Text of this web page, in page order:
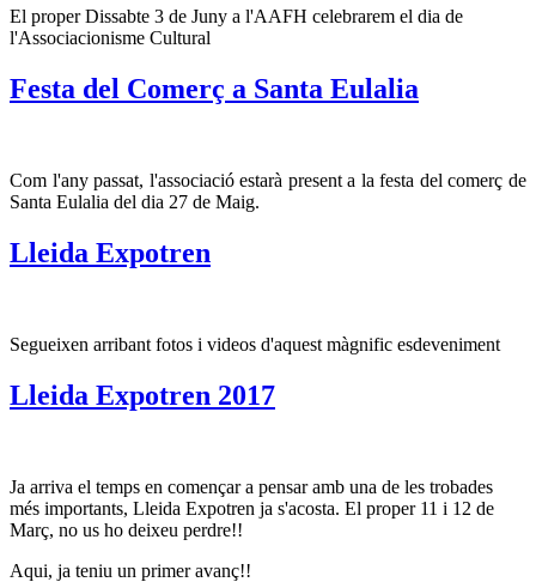
El proper Dissabte 3 de Juny a l'AAFH celebrarem el dia de
l'Associacionisme Cultural
Festa del Comerç a Santa Eulalia
Com l'any passat, l'associació estarà present a la festa del comerç de
Santa Eulalia del dia 27 de Maig.
Lleida Expotren
Segueixen arribant fotos i videos d'aquest màgnific esdeveniment
Lleida Expotren 2017
Ja arriva el temps en començar a pensar amb una de les trobades
més importants, Lleida Expotren ja s'acosta. El proper 11 i 12 de
Març, no us ho deixeu perdre!!
Aqui, ja teniu un primer avanç!!